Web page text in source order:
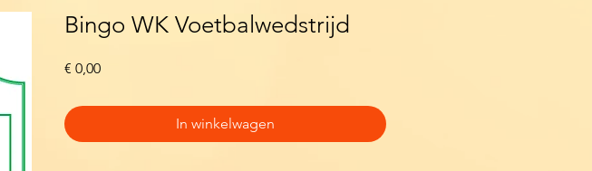
Bingo WK Voetbalwedstrijd
€ 0,00Prijs
In winkelwagen